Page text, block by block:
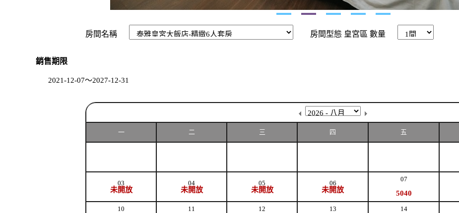
房間名稱 房間型態 皇宮區 數量
銷售期限
2021-12-07～2027-12-31
一 二 三 四 五
03
未開放
04
未開放
05
未開放
06
未開放
07
5040
10 11 12 13 14